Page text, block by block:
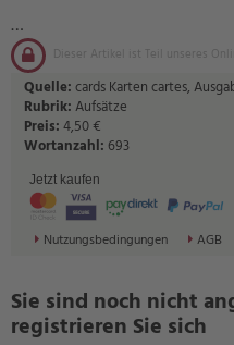
…
Dieser Artikel ist Teil unseres
Quelle:cards Karten cartes,
Rubrik:Aufsätze
Preis:4,50 €
Wortanzahl: 693
Jetzt kaufen
Nutzungsbedingungen AGB
Sie sind noch nicht
registrieren Sie sich